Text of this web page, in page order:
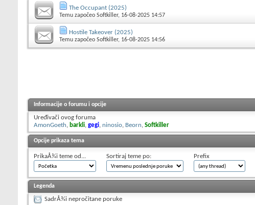
The Occupant (2025)
Temu započeo Softkiller, 16-08-2025 14:57
Hostile Takeover (2025)
Temu započeo Softkiller, 16-08-2025 14:56
Informacije o forumu i opcije
Uređivači ovog foruma
AmonGoeth, barkli, gegi, ninosio, Beorn, Softkiller
Opcije prikaza tema
PrikaÅ¾i teme od... Sortiraj teme po: Prefix
Legenda
SadrÅ¾i nepročitane poruke